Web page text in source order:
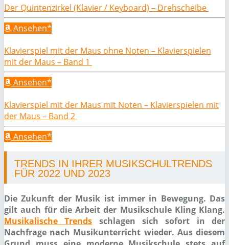
Der Quintenzirkel (Klavier / Keyboard) – Drehscheibe
Ansehen*
Klavierspiel mit der Maus ohne Noten – Klavierspielen
mit der Maus – Band 1
Ansehen*
Klavierspiel mit der Maus mit Noten – Klavierspielen mit
der Maus – Band 2
Ansehen*
TRENDS IN IHRER MUSIKSCHULTRENDS
FÜR 2022 UND 2023
Die Zukunft der Musik ist immer in Bewegung. Das
gilt auch für die Arbeit der Musikschule Kling Klang.
Musikalische Trends schlagen sich sofort in der
Nachfrage nach Musikunterricht wieder. Aus diesem